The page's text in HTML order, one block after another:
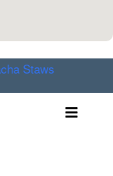
Stawski bei der